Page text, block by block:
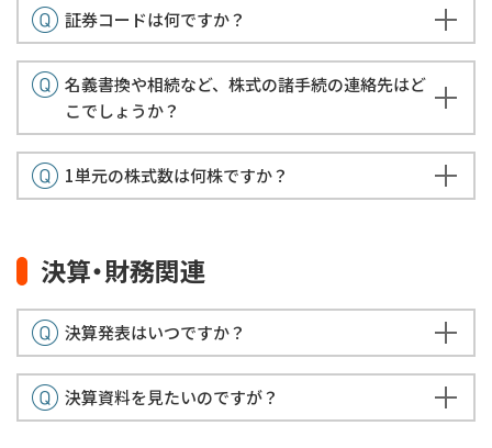
証券コードは何ですか？
名義書換や相続など、株式の諸手続の連絡先はど
こでしょうか？
1単元の株式数は何株ですか？
決算・財務関連
決算発表はいつですか？
決算資料を見たいのですが？